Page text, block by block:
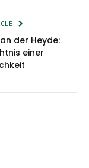
der Heyde:
einer